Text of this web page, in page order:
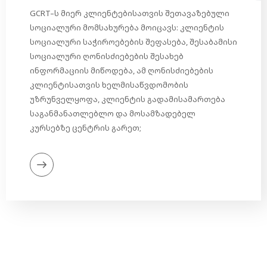
GCRT–ს მიერ კლიენტებისათვის შეთავაზებული
სოციალური მომსახურება მოიცავს: კლიენტის
სოციალური საჭიროებების შეფასება, შესაბამისი
სოციალური ღონისძიებების შესახებ
ინფორმაციის მიწოდება, ამ ღონისძიებების
კლიენტისათვის ხელმისაწვდომობის
უზრუნველყოფა, კლიენტის გადამისამართება
საგანმანათლებლო და მოსამზადებელ
კურსებზე ცენტრის გარეთ;